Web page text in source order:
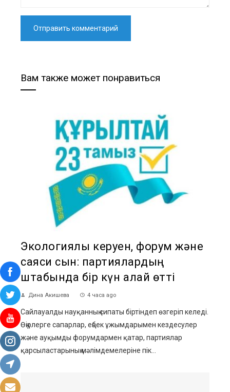
Вам также может понравиться
Экологиялық керуен, форум және
саяси сын: партиялардың
штабында бір күн қалай өтті
Дина Акишева 4 часа ago
Сайлауалды науқанның сипаты біртіндеп өзгеріп келеді.
Өңірлерге сапарлар, еңбек ұжымдарымен кездесулер
және ауқымды форумдармен қатар, партиялар
қарсыластарының мәлімдемелеріне пік...